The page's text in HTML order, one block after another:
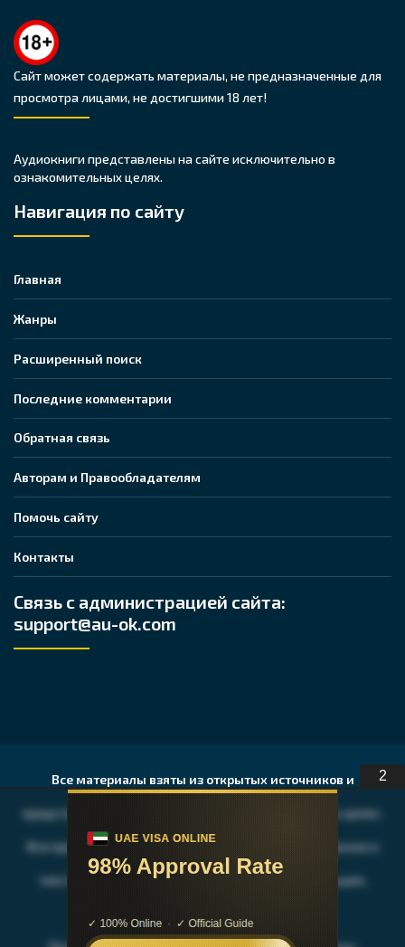
1
Сайт может содержать материалы, не предназначенные для
просмотра лицами, не достигшими 18 лет!
Аудиокниги представлены на сайте исключительно в
ознакомительных целях.
Навигация по сайту
Главная
Жанры
Расширенный поиск
Последние комментарии
Обратная связь
Авторам и Правообладателям
Помочь сайту
Контакты
Связь с администрацией сайта:
support@au-ok.com
Все материалы взяты из открытых источников и
представлены исключительно в ознакомительных целях.
Все права на публикуемые аудио, видео, графические и
текстовые материалы принадлежат их владельцам,